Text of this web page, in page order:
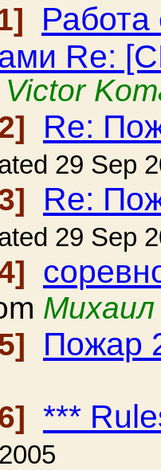
Re:
Victor
Re:
29 Sep
Re:
29 Sep
Пожар
***